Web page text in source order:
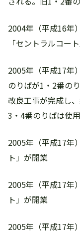
2004年（平成16年
「セントラルコー
2005年（平成17年
のりばが1・2番の
改良工事が完成し
3・4番のりばは使
2005年（平成17年
ト」が開業
2005年（平成17年
ト」が開業
2005年（平成17年